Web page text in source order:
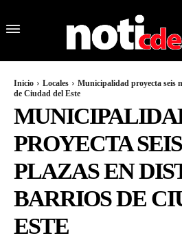
Inicio Locales
Municipalidad proyecta seis
de Ciudad del Este
PROYECTA
PLAZAS EN
BARRIOS DE
ESTE